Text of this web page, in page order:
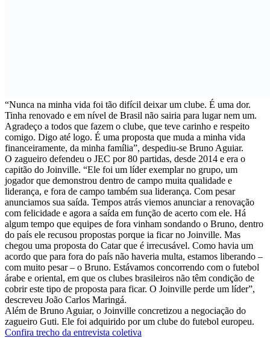
“Nunca na minha vida foi tão difícil deixar um clube. É uma dor.
Tinha renovado e em nível de Brasil não sairia para lugar nem um.
Agradeço a todos que fazem o clube, que teve carinho e respeito
comigo. Digo até logo. É uma proposta que muda a minha vida
financeiramente, da minha família”, despediu-se Bruno Aguiar.
O zagueiro defendeu o JEC por 80 partidas, desde 2014 e era o
capitão do Joinville. “Ele foi um líder exemplar no grupo, um
jogador que demonstrou dentro de campo muita qualidade e
liderança, e fora de campo também sua liderança. Com pesar
anunciamos sua saída. Tempos atrás viemos anunciar a renovação
com felicidade e agora a saída em função de acerto com ele. Há
algum tempo que equipes de fora vinham sondando o Bruno, dentro
do país ele recusou propostas porque ia ficar no Joinville. Mas
chegou uma proposta do Catar que é irrecusável. Como havia um
acordo que para fora do país não haveria multa, estamos liberando –
com muito pesar – o Bruno. Estávamos concorrendo com o futebol
árabe e oriental, em que os clubes brasileiros não têm condição de
cobrir este tipo de proposta para ficar. O Joinville perde um líder”,
descreveu João Carlos Maringá.
Além de Bruno Aguiar, o Joinville concretizou a negociação do
zagueiro Guti. Ele foi adquirido por um clube do futebol europeu.
Confira trecho da entrevista coletiva